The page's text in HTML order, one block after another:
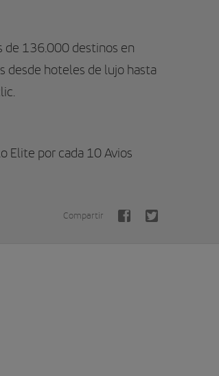
de 136.000 destinos en
desde hoteles de lujo hasta
Elite por cada 10 Avios
Compartir